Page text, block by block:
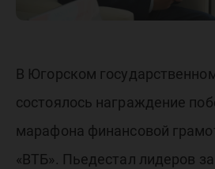
В Югорском
состоялось награждение
марафона финансовой
«ВТБ». Пьедестал лидеров